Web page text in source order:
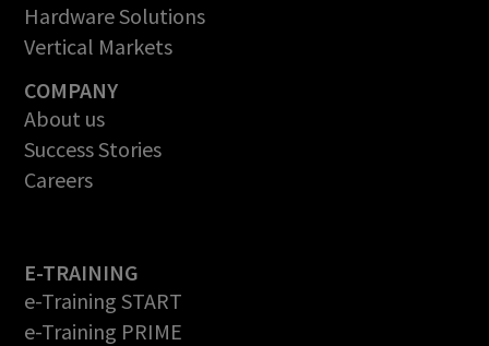
Hardware Solutions
Vertical Markets
COMPANY
About us
Success Stories
Careers
E-TRAINING
e-Training START
e-Training PRIME